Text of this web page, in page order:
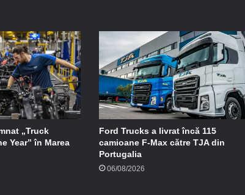
„Truck
Year” în Marea
Ford Trucks a livrat încă 115
camioane F-Max către TJA din
Portugalia
06/08/2026